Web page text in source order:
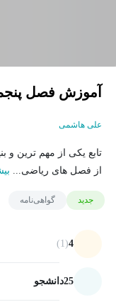
آموزش فصل
علی هاشمی
تابع یکی از مهم ترین و
از فصل های ریاضی...
جدید گواهی‌نامه
4
(1)
25دانشجو